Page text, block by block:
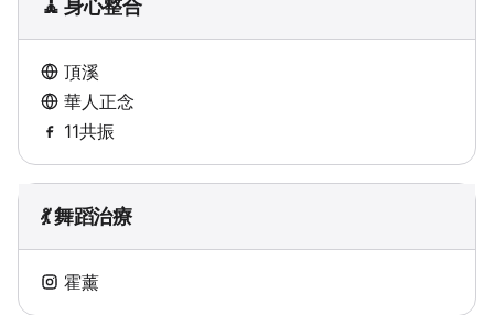
🧘 身心整合
頂溪
華人正念
11共振
💃 舞蹈治療
霍薰